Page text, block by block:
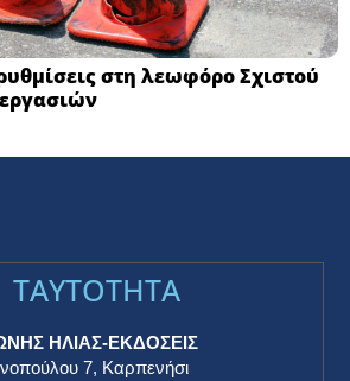
στη λεωφόρο Σχιστού
TAYTOTHTA
ΗΛΙΑΣ-ΕΚΔΟΣΕΙΣ
7, Καρπενήσι